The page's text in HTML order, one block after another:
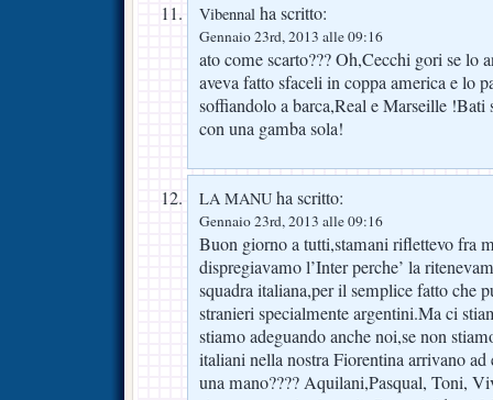
Vibennal ha scritto:
Gennaio 23rd, 2013 alle 09:16
ato come scarto??? Oh,Cecchi gori se lo
aveva fatto sfaceli in coppa america e lo
soffiandolo a barca,Real e Marseille !Bati
con una gamba sola!
LA MANU ha scritto:
Gennaio 23rd, 2013 alle 09:16
Buon giorno a tutti,stamani riflettevo fra
dispregiavamo l’Inter perche’ la
squadra italiana,per il semplice fatto che
stranieri specialmente argentini.Ma ci
stiamo adeguando anche noi,se non
italiani nella nostra Fiorentina arrivano ad
una mano???? Aquilani,Pasqual, Toni,